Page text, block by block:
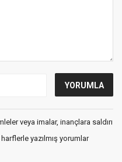
veya imalar, inançlara saldırı
yazılmış yorumlar